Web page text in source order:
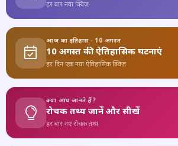
हर बार नया क्विज़
आज का इतिहास · 10 अगस्त
10 अगस्त की ऐतिहासिक घटनाएं
हर दिन एक नया ऐतिहासिक क्विज़
क्या आप जानते हैं?
रोचक तथ्य जानें और सीखें
हर बार नए रोचक तथ्य